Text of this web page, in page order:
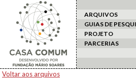
ARQUIVOS
GUIAS DE
PROJETO
PARCERIAS
Voltar aos arquivos